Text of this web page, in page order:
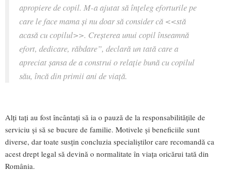
apropiere de copil. M-a ajutat să înțeleg eforturile pe
care le face mama și nu doar să consider că <<stă
acasă cu copilul>>. Creșterea unui copil înseamnă
efort, dedicare, răbdare”, declară un tată care a
apreciat șansa de a construi o relație bună cu copilul
său, încă din primii ani de viață.
Alți tați au fost încântați să ia o pauză de la responsabilitățile de
serviciu și să se bucure de familie. Motivele și beneficiile sunt
diverse, dar toate susțin concluzia specialiștilor care recomandă ca
acest drept legal să devină o normalitate în viața oricărui tată din
România.